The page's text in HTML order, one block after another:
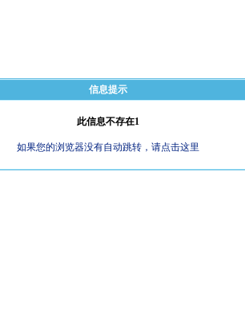
信息提示
此信息不存在1
如果您的浏览器没有自动跳转，请点击这里